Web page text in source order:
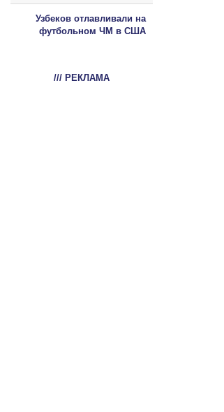
Узбеков отлавливали на
футбольном ЧМ в США
/// РЕКЛАМА